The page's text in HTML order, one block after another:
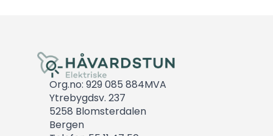
Org.no: 929 085 884MVA
Ytrebygdsv. 237
5258 Blomsterdalen
Bergen